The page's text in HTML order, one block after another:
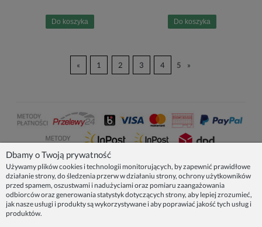
Do koszyka Do koszyka
« 1 2 3 4 5 »
NASZE PRODUKTY
INFORMACJE
Dbamy o Twoją prywatność
Używamy plików cookies i technologii monitorujących, by zapewnić prawidłowe
działanie strony, do śledzenia przerw w działaniu strony, ochrony użytkowników
przed spamem, oszustwami i nadużyciami oraz pomiaru zaangażowania
odbiorców oraz generowania statystyk dotyczących strony, aby lepiej zrozumieć,
jak nasze usługi i produkty są wykorzystywane i aby poprawiać jakość tych usług i
produktów.